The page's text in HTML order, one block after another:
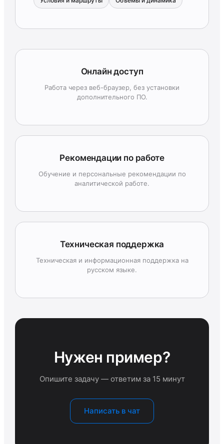
Онлайн доступ
Работа через веб-браузер, без установки
дополнительного ПО.
Рекомендации по работе
Обучение и персональные рекомендации по
аналитической работе.
Техническая поддержка
Техническая и информационная поддержка на
русском языке.
Нужен пример?
Опишите задачу — ответим за 15 минут
Написать в чат